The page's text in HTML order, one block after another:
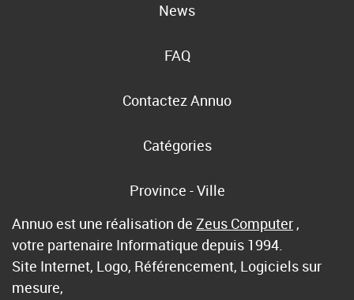
News
FAQ
Contactez Annuo
Catégories
Province - Ville
Annuo est une réalisation de Zeus Computer ,
votre partenaire Informatique depuis 1994.
Site Internet, Logo, Référencement, Logiciels sur
mesure,